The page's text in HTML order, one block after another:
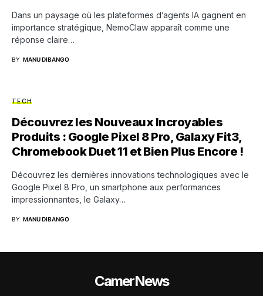
Dans un paysage où les plateformes d’agents IA gagnent en
importance stratégique, NemoClaw apparaît comme une
réponse claire…
BY MANU DIBANGO
TECH
Découvrez les Nouveaux Incroyables
Produits : Google Pixel 8 Pro, Galaxy Fit3,
Chromebook Duet 11 et Bien Plus Encore !
Découvrez les dernières innovations technologiques avec le
Google Pixel 8 Pro, un smartphone aux performances
impressionnantes, le Galaxy…
BY MANU DIBANGO
CamerNews